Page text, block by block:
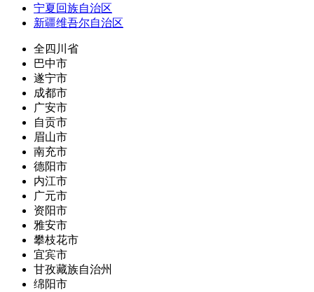
宁夏回族自治区
新疆维吾尔自治区
全四川省
巴中市
遂宁市
成都市
广安市
自贡市
眉山市
南充市
德阳市
内江市
广元市
资阳市
雅安市
攀枝花市
宜宾市
甘孜藏族自治州
绵阳市